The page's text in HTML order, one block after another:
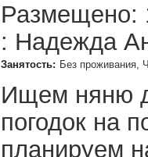
Размещено:
: Надежда
Занятость: Без проживания,
Ищем няню
погодок на
планируем